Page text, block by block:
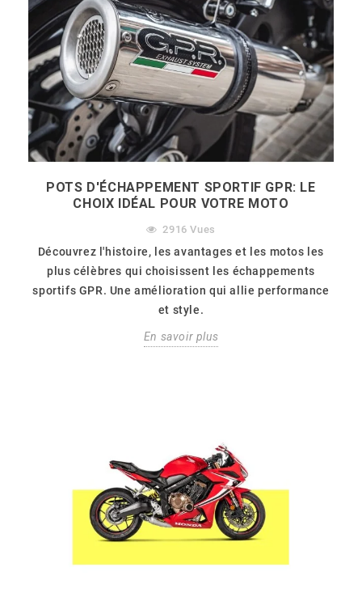
POTS D'ÉCHAPPEMENT SPORTIF GPR: LE
CHOIX IDÉAL POUR VOTRE MOTO
2916Vues
Découvrez l'histoire, les avantages et les motos les
plus célèbres qui choisissent les échappements
sportifs GPR. Une amélioration qui allie performance
et style.
En savoir plus